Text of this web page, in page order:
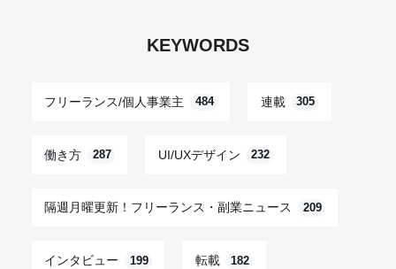
KEYWORDS
フリーランス/個人事業主 484 連載 305
働き方 287 UI/UXデザイン 232
隔週月曜更新！フリーランス・副業ニュース 209
インタビュー 199 転載 182